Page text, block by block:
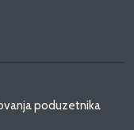
poduzetnika